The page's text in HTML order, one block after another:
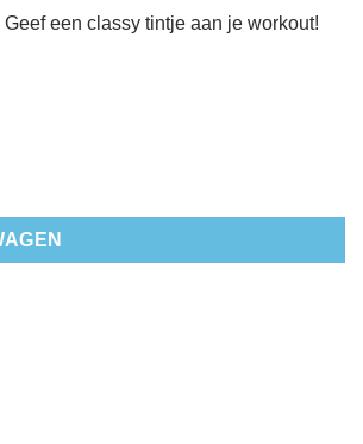
een classy tintje aan je workout!